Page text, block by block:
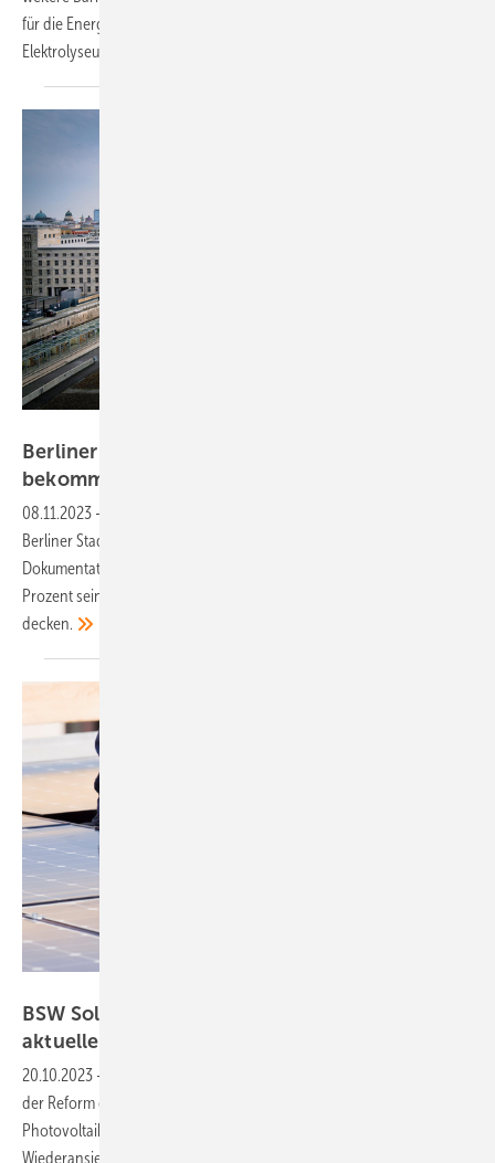
für die Energiewende von entscheidender Bedeutung. Auch
Elektrolyseute sind von Netzentgelten vorerst
Berliner Stadtwerke: Topographie des Terrors
bekommt
08.11.2023 -
Berliner Stadtwerke eine Photovoltaikanlage installiert. Das
Dokumentationszentrum in Berlin Mitte kann so künftig knapp 40
Prozent seines Strombedarfs mit Sonnenenergie vom eigenen Dach
decken.
BSW Solar sieht weiteren Reformbedarf für das
aktuelle Solarpaket
20.10.2023 -
der Reform des EEG. Diese seien nötig, um das Ausbautempo bei
Photovoltaik und Solarstromspeichern zu beschleunigen. Auch die
Wiederansiedlung der Solarindustrie in Deutschland sollte demnach